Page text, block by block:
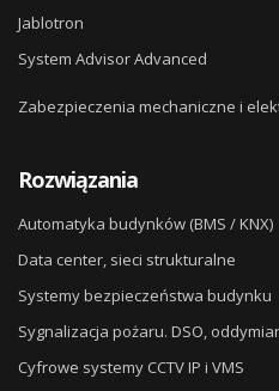
Jablotron
System Advisor Advanced
Zabezpieczenia mechaniczne i
Rozwiązania
Automatyka budynków (BMS / KNX)
Data center, sieci strukturalne
Systemy bezpieczeństwa budynku
Sygnalizacja pożaru. DSO,
Cyfrowe systemy CCTV IP i VMS